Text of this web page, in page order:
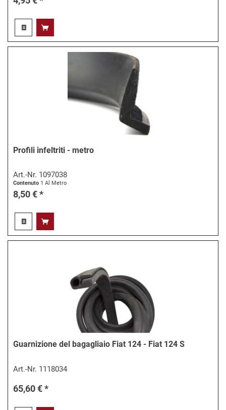
Profili infeltriti - metro
Art.-Nr. 1097038
Contenuto 1 Al Metro
8,50 € *
Guarnizione del bagagliaio Fiat 124 - Fiat 124 S
Art.-Nr. 1118034
65,60 € *